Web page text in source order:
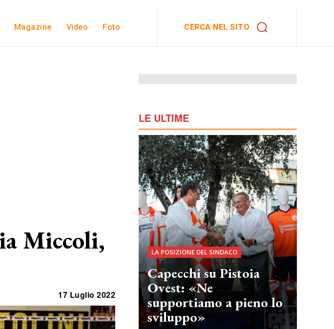
Magazine Video Foto CERCA NEL SITO
Miccoli,
17 Luglio 2022
LE ULTIME
LA POSIZIONE DEL SINDACO
Capecchi su Pistoia
Ovest: «Ne
supportiamo a pieno lo
sviluppo»